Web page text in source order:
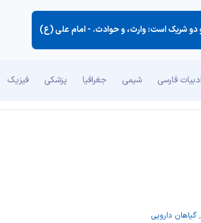
دو شریك است: وارث، و حوادث. -امام علی (ع)
ادبیات فارسی شیمی جغرافیا پزشکی فیزیک
, گیاهان دارویی